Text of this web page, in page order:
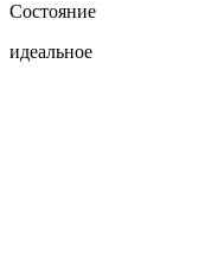
Состояние
идеальное